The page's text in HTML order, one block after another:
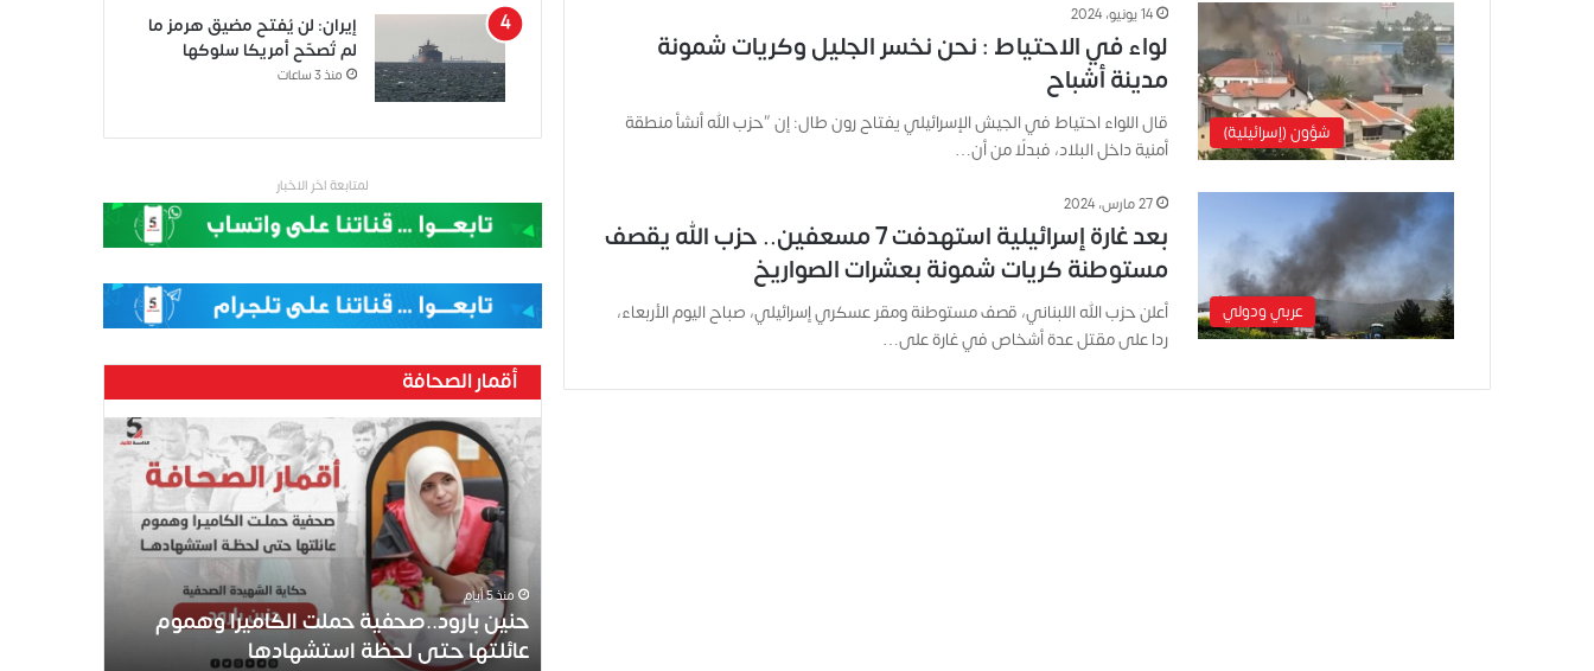
شؤون (إسرائيلية)
14 يونيو، 2024
لواء في الاحتياط : نحن نخسر الجليل وكريات شمونة
مدينة أشباح
قال اللواء احتياط في الجيش الإسرائيلي يفتاح رون طال: إن “حزب الله أنشأ منطقة
أمنية داخل البلاد، فبدلًا من أن…
عربي ودولي
27 مارس، 2024
بعد غارة إسرائيلية استهدفت 7 مسعفين.. حزب الله يقصف
مستوطنة كريات شمونة بعشرات الصواريخ
أعلن حزب الله اللبناني، قصف مستوطنة ومقر عسكري إسرائيلي، صباح اليوم الأربعاء،
ردا على مقتل عدة أشخاص في غارة على…
إيران: لن يُفتح مضيق هرمز ما
لم تُصحّح أمريكا سلوكها
منذ 3 ساعات
لمتابعة اخر الاخبار
أقمار الصحافة
ح
ن
منذ 5 أيام
حنين بارود..صحفية حملت الكاميرا وهموم
عائلتها حتى لحظة استشهادها